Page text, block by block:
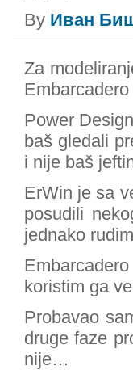
By Иван
Za
Power
baš gledali
i nije baš
ErWin je sa
posudili
jednako
koristim ga
Probavao
druge faze
nije…